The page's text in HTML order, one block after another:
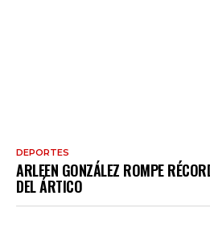
DEPORTES
ARLEEN GONZÁLEZ ROMPE
DEL ÁRTICO